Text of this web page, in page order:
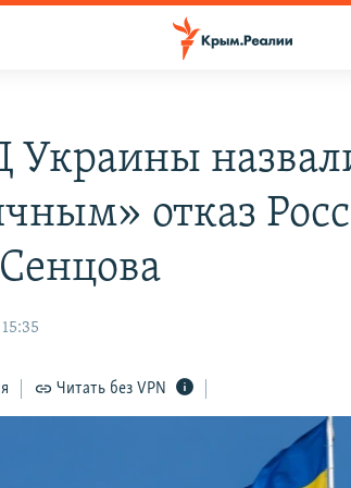
отказ
Читать без VPN